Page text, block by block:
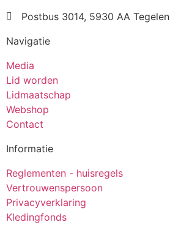
Postbus 3014, 5930 AA Tegelen
Navigatie
Media
Lid worden
Lidmaatschap
Webshop
Contact
Informatie
Reglementen - huisregels
Vertrouwenspersoon
Privacyverklaring
Kledingfonds